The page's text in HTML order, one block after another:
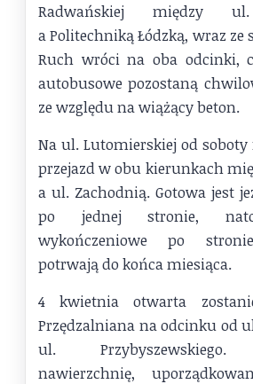
Radwańskiej między ul.
a Politechniką Łódzką, wraz
Ruch wróci na oba odcinki,
autobusowe pozostaną
ze względu na wiążący beton.
Na ul. Lutomierskiej od
przejazd w obu kierunkach
a ul. Zachodnią. Gotowa jest
po jednej stronie,
wykończeniowe po
potrwają do końca miesiąca.
4 kwietnia otwarta
Przędzalniana na odcinku od
ul. Przybyszewskiego.
nawierzchnię,